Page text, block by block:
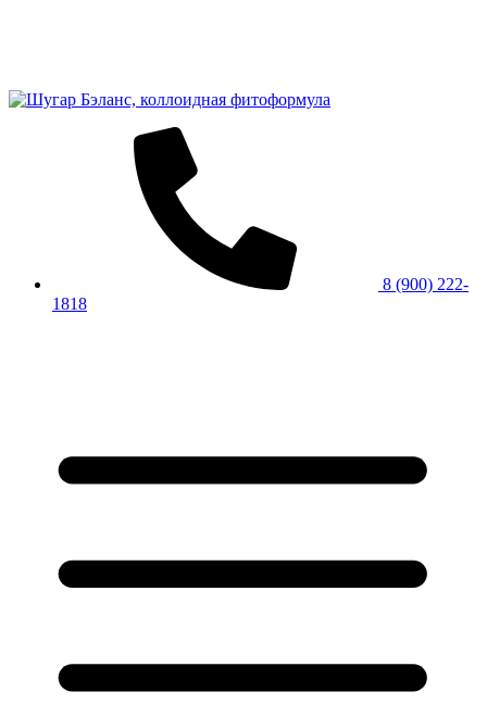
8 (900) 222-
1818